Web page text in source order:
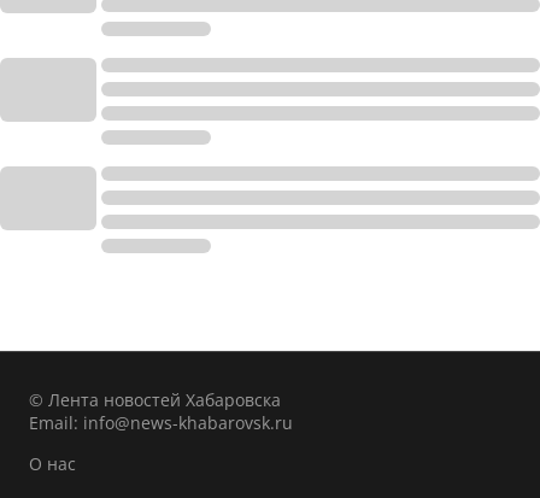
© Лента новостей Хабаровска
Email: info@news-khabarovsk.ru
О нас